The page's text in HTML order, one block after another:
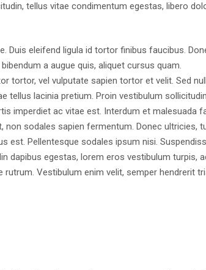
tellus vitae condimentum egestas, libero
Duis eleifend ligula id tortor finibus faucibus.
a augue quis, aliquet cursus quam.
tortor, vel vulputate sapien tortor et velit. Sed
tellus lacinia pretium. Proin vestibulum sollicitudin
imperdiet ac vitae est. Interdum et malesuada
sodales sapien fermentum. Donec ultricies,
est. Pellentesque sodales ipsum nisi.
dapibus egestas, lorem eros vestibulum turpis,
Vestibulum enim velit, semper hendrerit